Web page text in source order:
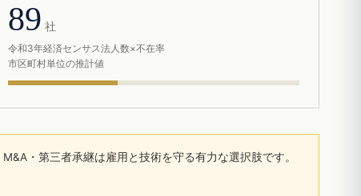
89 社
令和3年経済センサス法人数×不在率
市区町村単位の推計値
・第三者承継は雇用と技術を守る有力な選択肢です。